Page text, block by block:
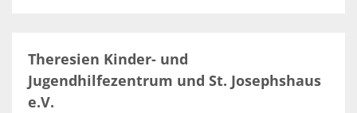
Theresien Kinder- und
Jugendhilfezentrum und St. Josephshaus
e.V.